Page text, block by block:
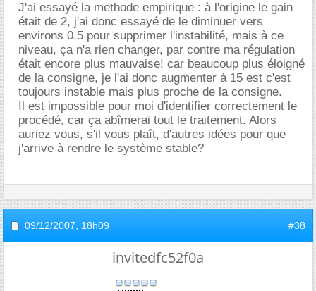
J'ai essayé la methode empirique : à l'origine le gain
était de 2, j'ai donc essayé de le diminuer vers
environs 0.5 pour supprimer l'instabilité, mais à ce
niveau, ça n'a rien changer, par contre ma régulation
était encore plus mauvaise! car beaucoup plus éloigné
de la consigne, je l'ai donc augmenter à 15 est c'est
toujours instable mais plus proche de la consigne.
Il est impossible pour moi d'identifier correctement le
procédé, car ça abîmerai tout le traitement. Alors
auriez vous, s'il vous plaît, d'autres idées pour que
j'arrive à rendre le système stable?
09/12/2007, 18h09 #38
invitedfc52f0a